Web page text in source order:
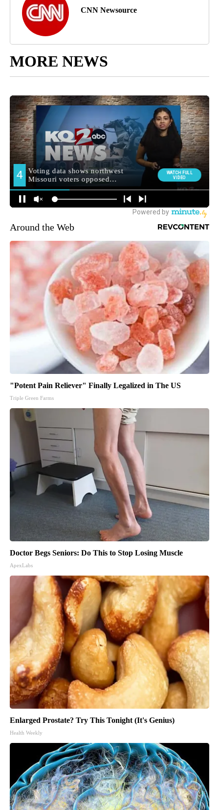
CNN Newsource
MORE NEWS
Around the Web
"Potent Pain Reliever" Finally Legalized in The US
Triple Green Farms
Doctor Begs Seniors: Do This to Stop Losing Muscle
ApexLabs
Enlarged Prostate? Try This Tonight (It's Genius)
Health Weekly